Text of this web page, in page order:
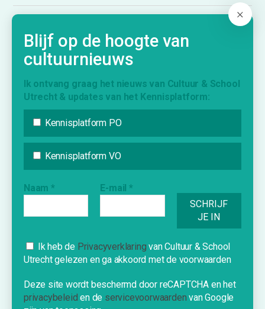
Bemiddeling en vervoer
Advies en ondersteuning
Deskundigheidsbevordering
Netwerk en inspiratie
Evalueren en monitoren
Creatief Vermogen Utrecht (CmK)
KENNISPLATFORM
Inspiratie
Bijdrage indienen
Inschrijven nieuwsbrief
Cookies
Deze website gebruikt cookies om je
OK!
Blijf op de hoogte van
cultuurnieuws
Ik ontvang graag het nieuws van Cultuur & School
Utrecht & updates van het Kennisplatform:
Kennisplatform PO
Kennisplatform VO
Naam * E-mail *
Ik heb de Privacyverklaring van Cultuur & School
Utrecht gelezen en ga akkoord met de voorwaarden
Deze site wordt beschermd door reCAPTCHA en het
privacybeleid en de servicevoorwaarden van Google